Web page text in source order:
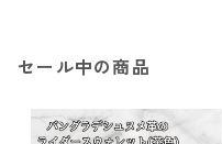
セール中の商品